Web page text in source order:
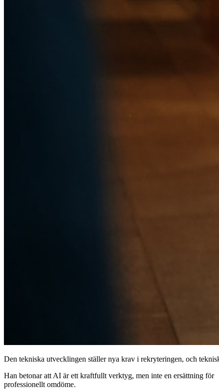
Den tekniska utvecklingen ställer nya krav i rekryteringen, och
Han betonar att AI är ett kraftfullt verktyg, men inte en ersättning för
professionellt omdöme.